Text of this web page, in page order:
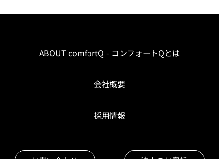
ABOUT comfortQ - コンフォートQとは
会社概要
採用情報